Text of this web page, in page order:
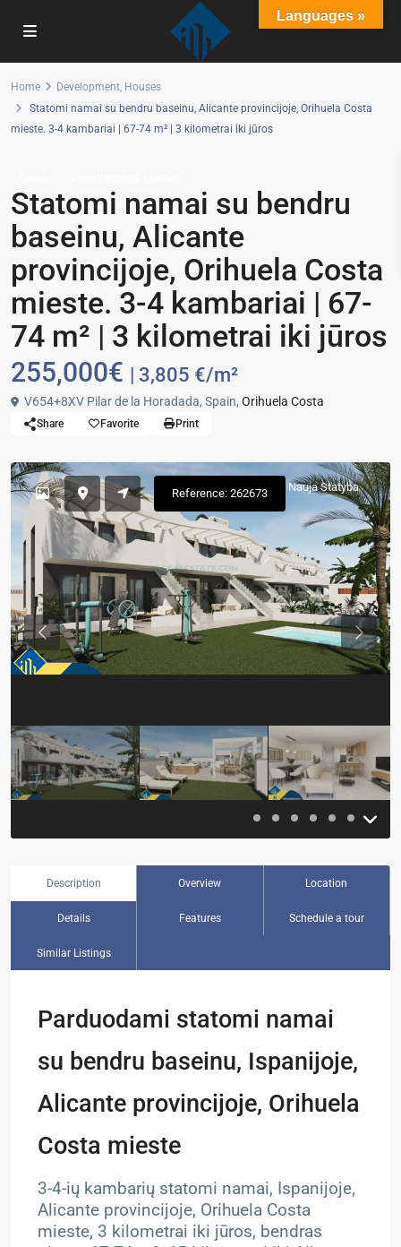
Home Development, Houses
Statomi namai su bendru baseinu, Alicante provincijoje, Orihuela Costa
mieste. 3-4 kambariai | 67-74 m² | 3 kilometrai iki jūros
Statomi namai su bendru
baseinu, Alicante
provincijoje, Orihuela Costa
mieste. 3-4 kambariai | 67-
74 m² | 3 kilometrai iki jūros
255,000€ | 3,805 €/m²
V654+8XV Pilar de la Horadada, Spain, Orihuela Costa
Share Favorite Print
Nauja Statyba
Reference: 262673
Previous
Description Overview Location
Details Features Schedule a tour
Similar Listings
Parduodami statomi namai
su bendru baseinu, Ispanijoje,
Alicante provincijoje, Orihuela
Costa mieste
3-4-ių kambarių statomi namai, Ispanijoje,
Alicante provincijoje, Orihuela Costa
mieste, 3 kilometrai iki jūros, bendras
Languages »